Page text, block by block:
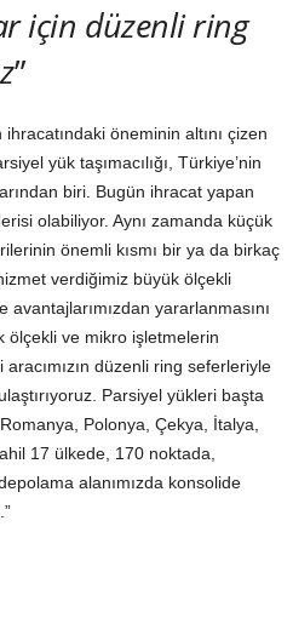
için düzenli ring
”
öneminin altını çizen
yük taşımacılığı, Türkiye’nin
biri. Bugün ihracat yapan
olabiliyor. Aynı zamanda küçük
önemli kısmı bir ya da birkaç
verdiğimiz büyük ölçekli
avantajlarımızdan yararlanmasını
ölçekli ve mikro işletmelerin
düzenli ring seferleriyle
Parsiyel yükleri başta
Polonya, Çekya, İtalya,
17 ülkede, 170 noktada,
alanımızda konsolide